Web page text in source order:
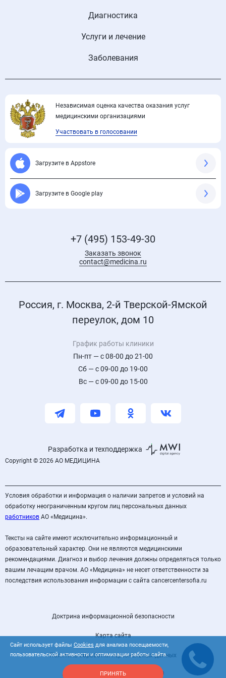
Независимая оценка качества оказания услуг
медицинскими организациями
Участвовать в голосовании
Загрузите в Appstore
Загрузите в Google play
Диагностика
Услуги и лечение
Заболевания
+7 (495) 153-49-30
Заказать звонок
contact@medicina.ru
Россия, г. Москва, 2-й Тверской-Ямской
переулок, дом 10
График работы клиники
Пн-пт — с 08-00 до 21-00
Сб — с 09-00 до 19-00
Вс — с 09-00 до 15-00
Разработка и техподдержка
Copyright © 2026 АО МЕДИЦИНА
Условия обработки и информация о наличии запретов и условий на
обработку неограниченным кругом лиц персональных данных
работников АО «Медицина».
Тексты на сайте имеют исключительно информационный и
образовательный характер. Они не являются медицинскими
рекомендациями. Диагноз и выбор лечения должны определяться только
вашим лечащим врачом. АО «Медицина» не несет ответственности за
последствия использования информации с сайта cancercentersofia.ru
Доктрина информационной безопасности
Карта сайта
Политика обработки персональных данных
Лицензия Л041-00110-77/00363409
Сайт использует файлы Cookies для анализа посещаемости,
пользовательской активности и оптимизации работы сайта.
ПРИНЯТЬ